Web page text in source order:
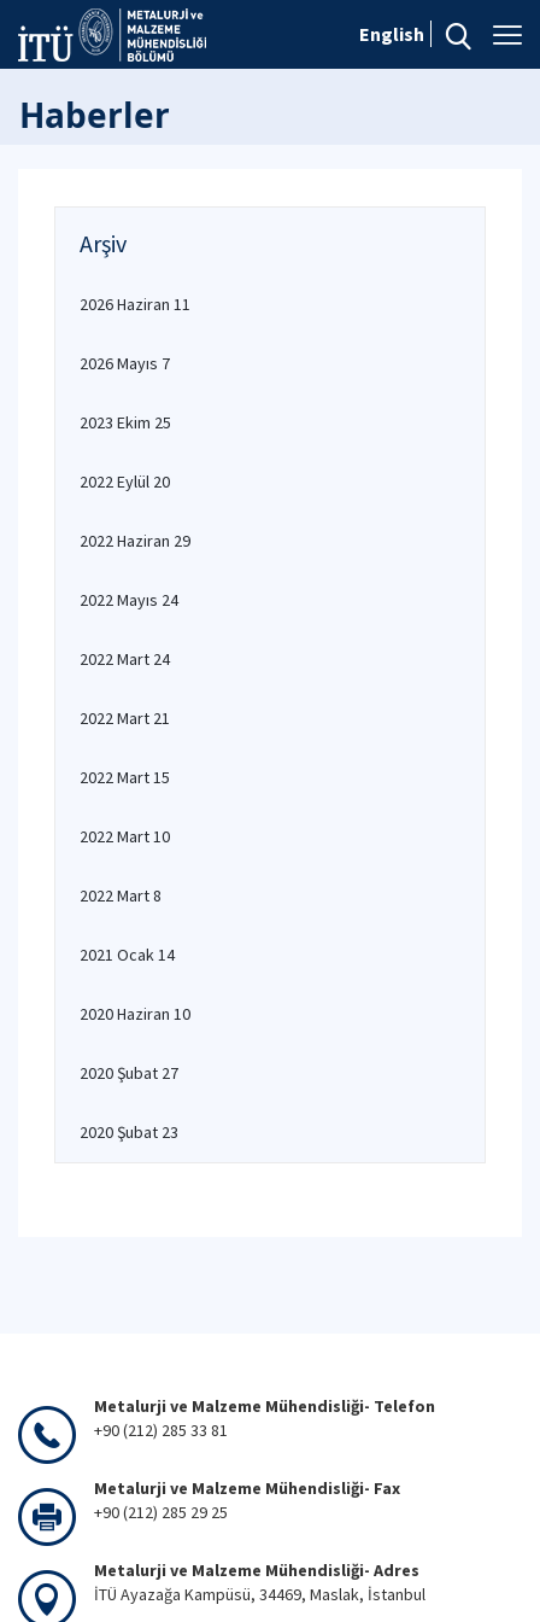
English
Haberler
Arşiv
2026 Haziran 11
2026 Mayıs 7
2023 Ekim 25
2022 Eylül 20
2022 Haziran 29
2022 Mayıs 24
2022 Mart 24
2022 Mart 21
2022 Mart 15
2022 Mart 10
2022 Mart 8
2021 Ocak 14
2020 Haziran 10
2020 Şubat 27
2020 Şubat 23
Metalurji ve Malzeme Mühendisliği- Telefon
+90 (212) 285 33 81
Metalurji ve Malzeme Mühendisliği- Fax
+90 (212) 285 29 25
Metalurji ve Malzeme Mühendisliği- Adres
İTÜ Ayazağa Kampüsü, 34469, Maslak, İstanbul